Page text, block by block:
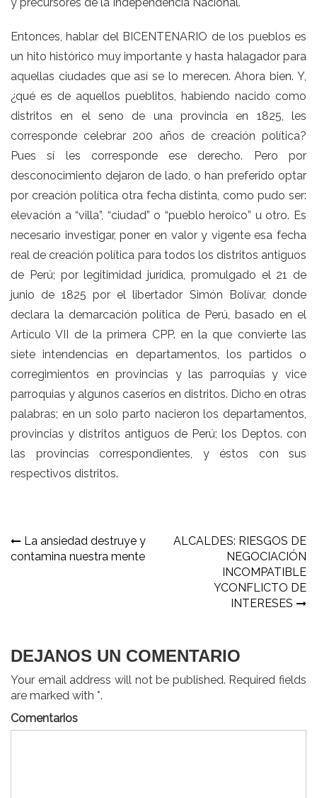
Entonces, hablar del BICENTENARIO de los pueblos es
un hito histórico muy importante y hasta halagador para
aquellas ciudades que así se lo merecen. Ahora bien. Y,
¿qué es de aquellos pueblitos, habiendo nacido como
distritos en el seno de una provincia en 1825, les
corresponde celebrar 200 años de creación política?
Pues sí les corresponde ese derecho. Pero por
desconocimiento dejaron de lado, o han preferido optar
por creación política otra fecha distinta, como pudo ser:
elevación a “villa”, “ciudad” o “pueblo heroico” u otro. Es
necesario investigar, poner en valor y vigente esa fecha
real de creación política para todos los distritos antiguos
de Perú; por legitimidad jurídica, promulgado el 21 de
junio de 1825 por el libertador Simón Bolívar, donde
declara la demarcación política de Perú, basado en el
Artículo VII de la primera CPP. en la que convierte las
siete intendencias en departamentos, los partidos o
corregimientos en provincias y las parroquias y vice
parroquias y algunos caseríos en distritos. Dicho en otras
palabras; en un solo parto nacieron los departamentos,
provincias y distritos antiguos de Perú; los Deptos. con
las provincias correspondientes, y éstos con sus
respectivos distritos.
Navegación
de
La ansiedad destruye y
contamina nuestra mente
ALCALDES: RIESGOS DE
NEGOCIACIÓN
INCOMPATIBLE
YCONFLICTO DE
INTERESES
DEJANOS UN COMENTARIO
Your email address will not be published. Required fields
are marked with *.
Comentarios